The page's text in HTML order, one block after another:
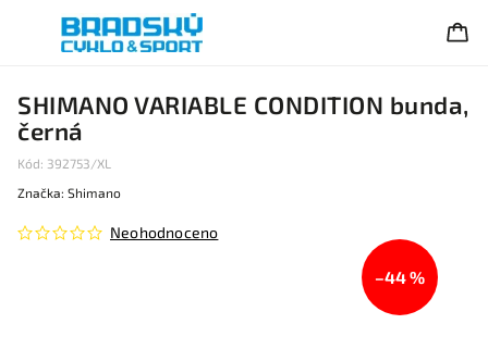
SHIMANO VARIABLE CONDITION bunda,
černá
Kód: 392753/XL
Neohodnoceno
Značka: Shimano
–44 %